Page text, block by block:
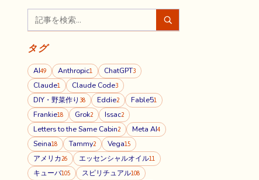
タグ
AI49 Anthropic1 ChatGPT3
Claude1 Claude Code3
DIY・野菜作り38 Eddie2 Fable51
Frankie18 Grok2 Issac2
Letters to the Same Cabin2 Meta AI4
Seina18 Tammy2 Vega15
アメリカ26 エッセンシャルオイル11
キューバ105 スピリチュアル108